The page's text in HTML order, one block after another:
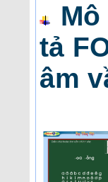
tả
âm